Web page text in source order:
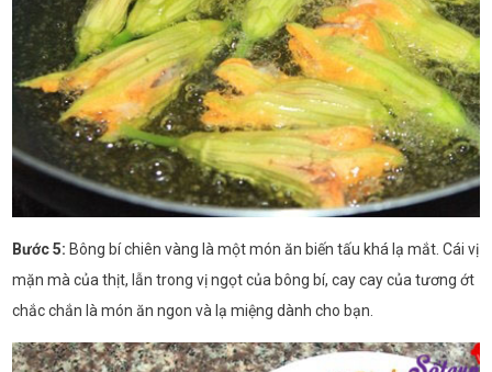
Bước 5: Bông bí chiên vàng là một món ăn biến tấu khá lạ mắt. Cái vị
mặn mà của thịt, lẫn trong vị ngọt của bông bí, cay cay của tương ớt
chắc chắn là món ăn ngon và lạ miệng dành cho bạn.